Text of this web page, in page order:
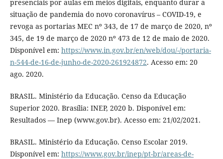
presenciais por aulas em meios digitais, enquanto durar a
situação de pandemia do novo coronavírus – COVID-19, e
revoga as portarias MEC nº 343, de 17 de março de 2020, nº
345, de 19 de março de 2020 nº 473 de 12 de maio de 2020.
Disponível em: https://www.in.gov.br/en/web/dou/-/portaria-
n-544-de-16-de-junho-de-2020-261924872. Acesso em: 20
ago. 2020.
BRASIL. Ministério da Educação. Censo da Educação
Superior 2020. Brasília: INEP, 2020 b. Disponível em:
Resultados — Inep (www.gov.br). Acesso em: 21/02/2021.
BRASIL. Ministério da Educação. Censo Escolar 2019.
Disponível em: https://www.gov.br/inep/pt-br/areas-de-